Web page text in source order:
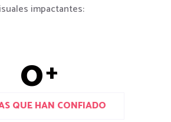
impactantes:
0+
QUE HAN CONFIADO